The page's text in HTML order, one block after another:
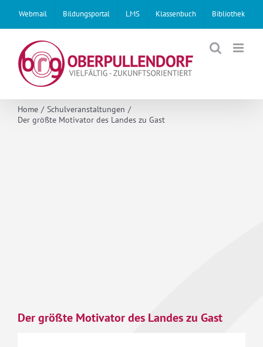
content
Webmail Bildungsportal LMS Klassenbuch Bibliothek
Home
Schulveranstaltungen
Der größte Motivator des Landes zu Gast
Der größte Motivator des Landes zu Gast